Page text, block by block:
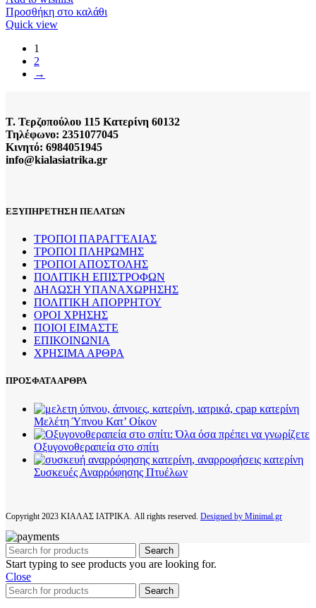
Προσθήκη στο καλάθι
Quick view
1
2
→
Τ. Τερζοπούλου 115 Κατερίνη 60132
Τηλέφωνο: 2351077045
Κινητό: 6984051945
info@kialasiatrika.gr
ΕΞΥΠΗΡΕΤΗΣΗ ΠΕΛΑΤΩΝ
ΤΡΟΠΟΙ ΠΑΡΑΓΓΕΛΙΑΣ
ΤΡΟΠΟΙ ΠΛΗΡΩΜΗΣ
ΤΡΟΠΟΙ ΑΠΟΣΤΟΛΗΣ
ΠΟΛΙΤΙΚΗ ΕΠΙΣΤΡΟΦΩΝ
ΔΗΛΩΣΗ ΥΠΑΝΑΧΩΡΗΣΗΣ
ΠΟΛΙΤΙΚΗ ΑΠΟΡΡΗΤΟΥ
ΟΡΟΙ ΧΡΗΣΗΣ
ΠΟΙΟΙ ΕΙΜΑΣΤΕ
ΕΠΙΚΟΙΝΩΝΙΑ
ΧΡΗΣΙΜΑ ΑΡΘΡΑ
ΠΡΟΣΦΑΤΑ ΑΡΘΡΑ
Μελέτη Ύπνου Κατ’ Οίκον
Οξυγονοθεραπεία στο σπίτι
Συσκευές Αναρρόφησης Πτυέλων
Copyright 2023 ΚΙΑΛΑΣ ΙΑΤΡΙΚΑ. All rights reserved. Designed by Minimal.gr
Search
Start typing to see products you are looking for.
Close
Search